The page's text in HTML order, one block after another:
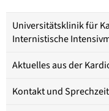
Universitätsklinik für
Internistische
Aktuelles aus der
Kontakt und